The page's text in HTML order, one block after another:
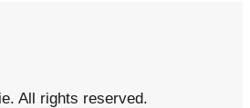
All rights reserved.